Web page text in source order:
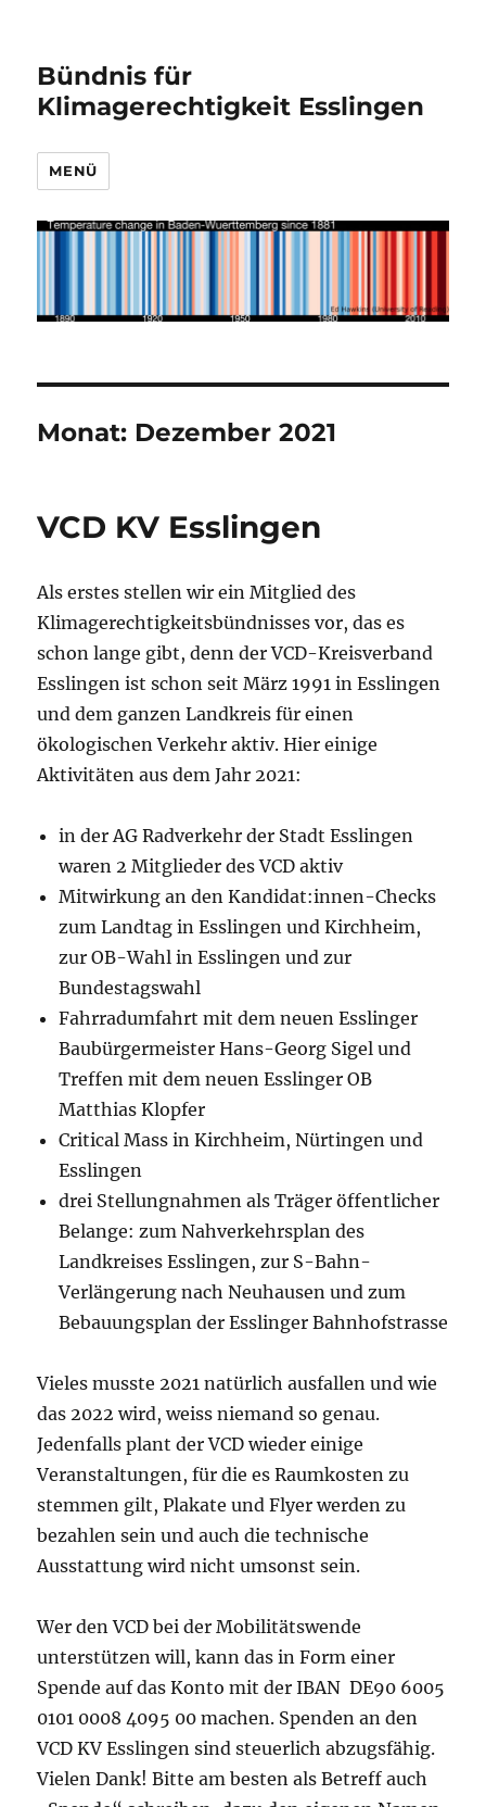
Bündnis für
Klimagerechtigkeit Esslingen
MENÜ
Monat: Dezember 2021
VCD KV Esslingen
Als erstes stellen wir ein Mitglied des
Klimagerechtigkeitsbündnisses vor, das es
schon lange gibt, denn der VCD-Kreisverband
Esslingen ist schon seit März 1991 in Esslingen
und dem ganzen Landkreis für einen
ökologischen Verkehr aktiv. Hier einige
Aktivitäten aus dem Jahr 2021:
in der AG Radverkehr der Stadt Esslingen
waren 2 Mitglieder des VCD aktiv
Mitwirkung an den Kandidat:innen-Checks
zum Landtag in Esslingen und Kirchheim,
zur OB-Wahl in Esslingen und zur
Bundestagswahl
Fahrradumfahrt mit dem neuen Esslinger
Baubürgermeister Hans-Georg Sigel und
Treffen mit dem neuen Esslinger OB
Matthias Klopfer
Critical Mass in Kirchheim, Nürtingen und
Esslingen
drei Stellungnahmen als Träger öffentlicher
Belange: zum Nahverkehrsplan des
Landkreises Esslingen, zur S-Bahn-
Verlängerung nach Neuhausen und zum
Bebauungsplan der Esslinger Bahnhofstrasse
Vieles musste 2021 natürlich ausfallen und wie
das 2022 wird, weiss niemand so genau.
Jedenfalls plant der VCD wieder einige
Veranstaltungen, für die es Raumkosten zu
stemmen gilt, Plakate und Flyer werden zu
bezahlen sein und auch die technische
Ausstattung wird nicht umsonst sein.
Wer den VCD bei der Mobilitätswende
unterstützen will, kann das in Form einer
Spende auf das Konto mit der IBAN DE90 6005
0101 0008 4095 00 machen. Spenden an den
VCD KV Esslingen sind steuerlich abzugsfähig.
Vielen Dank! Bitte am besten als Betreff auch